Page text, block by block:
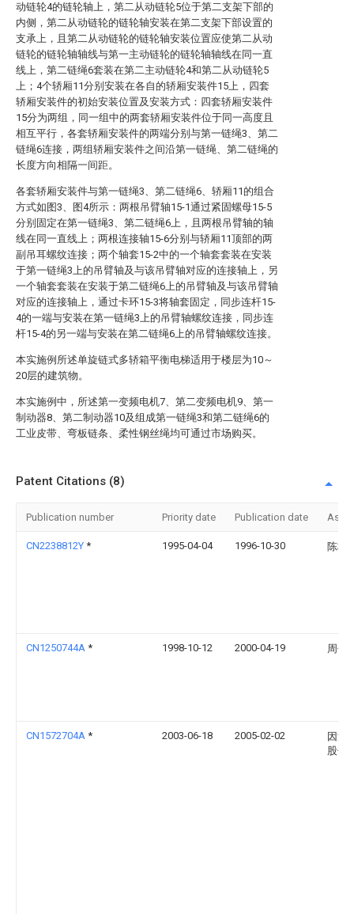
动链轮4的链轮轴上，第二从动链轮5位于第二支架下部的
内侧，第二从动链轮的链轮轴安装在第二支架下部设置的
支承上，且第二从动链轮的链轮轴安装位置应使第二从动
链轮的链轮轴轴线与第一主动链轮的链轮轴轴线在同一直
线上，第二链绳6套装在第二主动链轮4和第二从动链轮5
上；4个轿厢11分别安装在各自的轿厢安装件15上，四套
轿厢安装件的初始安装位置及安装方式：四套轿厢安装件
15分为两组，同一组中的两套轿厢安装件位于同一高度且
相互平行，各套轿厢安装件的两端分别与第一链绳3、第二
链绳6连接，两组轿厢安装件之间沿第一链绳、第二链绳的
长度方向相隔一间距。
各套轿厢安装件与第一链绳3、第二链绳6、轿厢11的组合
方式如图3、图4所示：两根吊臂轴15-1通过紧固螺母15-5
分别固定在第一链绳3、第二链绳6上，且两根吊臂轴的轴
线在同一直线上；两根连接轴15-6分别与轿厢11顶部的两
副吊耳螺纹连接；两个轴套15-2中的一个轴套套装在安装
于第一链绳3上的吊臂轴及与该吊臂轴对应的连接轴上，另
一个轴套套装在安装于第二链绳6上的吊臂轴及与该吊臂轴
对应的连接轴上，通过卡环15-3将轴套固定，同步连杆15-
4的一端与安装在第一链绳3上的吊臂轴螺纹连接，同步连
杆15-4的另一端与安装在第二链绳6上的吊臂轴螺纹连接。
本实施例所述单旋链式多轿箱平衡电梯适用于楼层为10～
20层的建筑物。
本实施例中，所述第一变频电机7、第二变频电机9、第一
制动器8、第二制动器10及组成第一链绳3和第二链绳6的
工业皮带、弯板链条、柔性钢丝绳均可通过市场购买。
Patent Citations (8)
Publication number Priority date Publication date
CN2238812Y * 1995-04-04 1996-10-30 陈林
CN1250744A * 1998-10-12 2000-04-19 周伟
CN1572704A * 2003-06-18 2005-02-02
因温
股份